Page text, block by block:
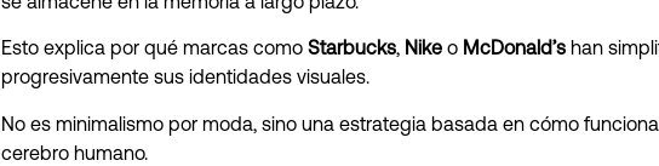
Esto explica por qué marcas comoStarbucks, Nike o McDonald’s han
progresivamente sus identidades visuales.
No es minimalismo por moda, sino una estrategia basada en cómo
cerebro humano.